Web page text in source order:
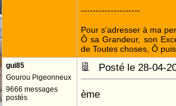
--------------------
Pour s'adresser à ma
Ô sa Grandeur, son
de Toutes choses, Ô
gui85
Gourou Pigeonneux
9666 messages
postés
Posté le 28-04-
ème